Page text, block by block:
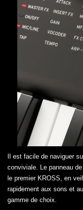
Il est facile de naviguer
conviviale. Le panneau
le premier KROSS, en
rapidement aux sons et
gamme de choix.